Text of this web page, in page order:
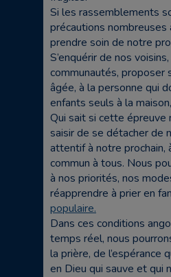
Si les rassemblements
précautions nombreuses
prendre soin de notre
S’enquérir de nos
communautés, proposer
âgée, à la personne qui
enfants seuls à la
Qui sait si cette épreuve
saisir de se détacher de
attentif à notre prochain,
commun à tous. Nous
à nos priorités, nos
réapprendre à prier en
populaire.
Dans ces conditions
temps réel, nous
la prière, de l’espérance
en Dieu qui sauve et qui